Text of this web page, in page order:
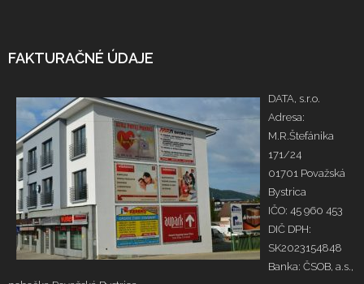
FAKTURAČNÉ ÚDAJE
DATA, s.r.o.
Adresa:
M.R.Štefánika
171/24
01701 Považská
Bystrica
IČO: 45 960 453
DIČ DPH:
SK2023154848
Banka: ČSOB, a.s.,